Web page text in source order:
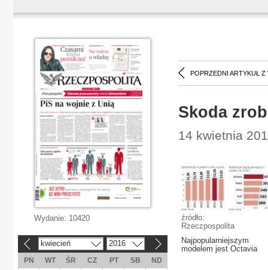
POPRZEDNI ARTYKUŁ Z
Skoda
14 kwietnia
źródło:
Rzeczpospolita
Najpopularniejszym
modelem jest Octavia
Wydanie: 10420
kwiecień 2016
PN WT ŚR CZ PT SB
ND